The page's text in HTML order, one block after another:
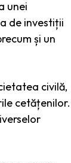
unei
de investiții
și un
civilă,
cetățenilor.